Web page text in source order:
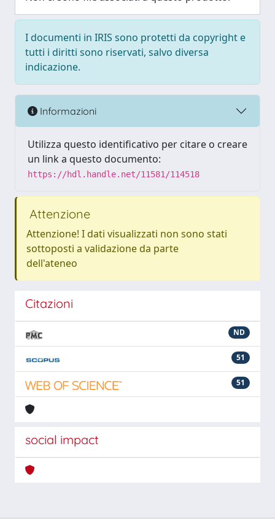
I documenti in IRIS sono protetti da copyright e
tutti i diritti sono riservati, salvo diversa
indicazione.
Informazioni
Utilizza questo identificativo per citare o creare
un link a questo documento:
https://hdl.handle.net/11581/114518
Attenzione
Attenzione! I dati visualizzati non sono stati
sottoposti a validazione da parte
dell'ateneo
Citazioni
ND
51
51
social impact